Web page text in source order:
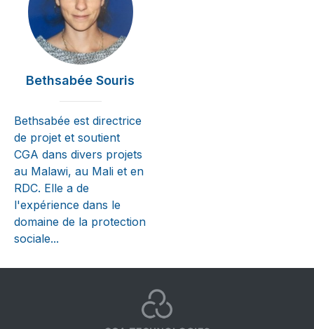
Bethsabée Souris
Bethsabée est directrice
de projet et soutient
CGA dans divers projets
au Malawi, au Mali et en
RDC. Elle a de
l'expérience dans le
domaine de la protection
sociale...